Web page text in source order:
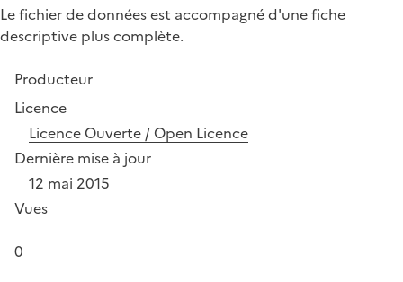
Le fichier de données est accompagné d'une fiche
descriptive plus complète.
Producteur
Licence
Licence Ouverte / Open Licence
Dernière mise à jour
12 mai 2015
Vues
0